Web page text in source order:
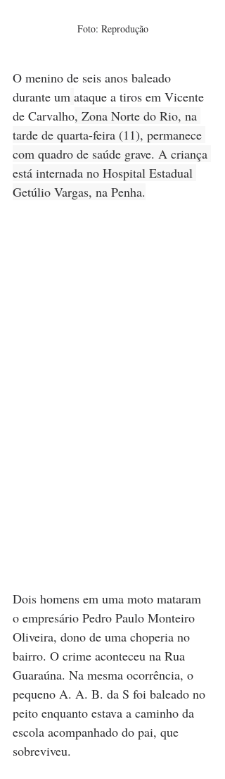
Foto: Reprodução
O menino de seis anos baleado
durante um ataque a tiros em Vicente
de Carvalho, Zona Norte do Rio, na
tarde de quarta-feira (11), permanece
com quadro de saúde grave. A criança
está internada no Hospital Estadual
Getúlio Vargas, na Penha.
Dois homens em uma moto mataram
o empresário Pedro Paulo Monteiro
Oliveira, dono de uma choperia no
bairro. O crime aconteceu na Rua
Guaraúna. Na mesma ocorrência, o
pequeno A. A. B. da S foi baleado no
peito enquanto estava a caminho da
escola acompanhado do pai, que
sobreviveu.